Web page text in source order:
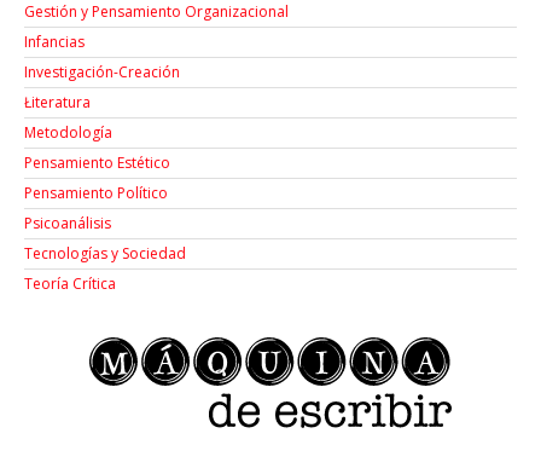
Gestión y Pensamiento Organizacional
Infancias
Investigación-Creación
Łiteratura
Metodología
Pensamiento Estético
Pensamiento Político
Psicoanálisis
Tecnologías y Sociedad
Teoría Crítica